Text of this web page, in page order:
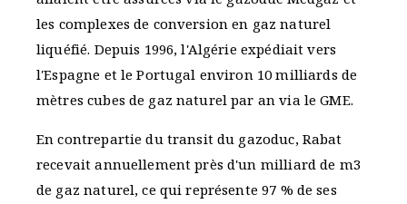
les complexes de conversion en gaz naturel
liquéfié. Depuis 1996, l'Algérie expédiait vers
l'Espagne et le Portugal environ 10 milliards de
mètres cubes de gaz naturel par an via le GME.
En contrepartie du transit du gazoduc, Rabat
recevait annuellement près d'un milliard de m3
de gaz naturel, ce qui représente 97 % de ses